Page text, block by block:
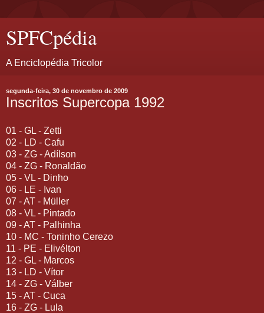
SPFCpédia
A Enciclopédia Tricolor
segunda-feira, 30 de novembro de 2009
Inscritos Supercopa 1992
01 - GL - Zetti
02 - LD - Cafu
03 - ZG - Adílson
04 - ZG - Ronaldão
05 - VL - Dinho
06 - LE - Ivan
07 - AT - Müller
08 - VL - Pintado
09 - AT - Palhinha
10 - MC - Toninho Cerezo
11 - PE - Elivélton
12 - GL - Marcos
13 - LD - Vítor
14 - ZG - Válber
15 - AT - Cuca
16 - ZG - Lula